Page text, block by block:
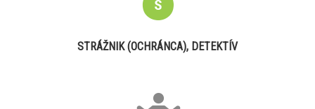
STRÁŽNIK (OCHRÁNCA), DETEKTÍV